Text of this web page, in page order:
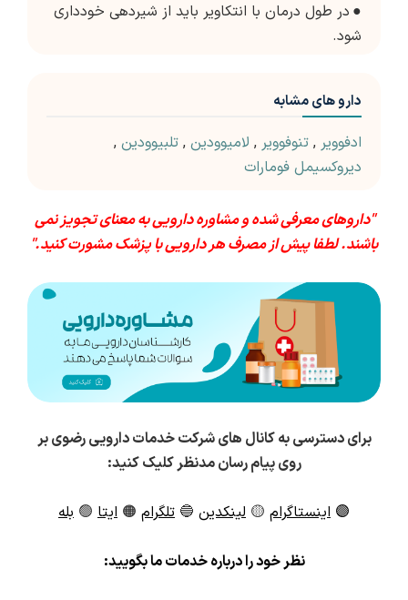
● در طول درمان با انتکاویر باید از شیردهی خودداری
شود.
دارو های مشابه
ادفوویر , تنوفوویر , لامیوودین , تلبیوودین ,
دیروکسیمل فومارات
"داروهای معرفی شده و مشاوره دارویی به معنای تجویز نمی
باشند. لطفا پیش از مصرف هر دارویی با پزشک مشورت کنید."
برای دسترسی به کانال های شرکت خدمات دارویی رضوی بر
روی پیام رسان مدنظر کلیک کنید:
🟣 اینستاگرام 🟡 لینکدین 🔵 تلگرام 🟠 ایتا 🟢 بله
نظر خود را درباره خدمات ما بگویید: